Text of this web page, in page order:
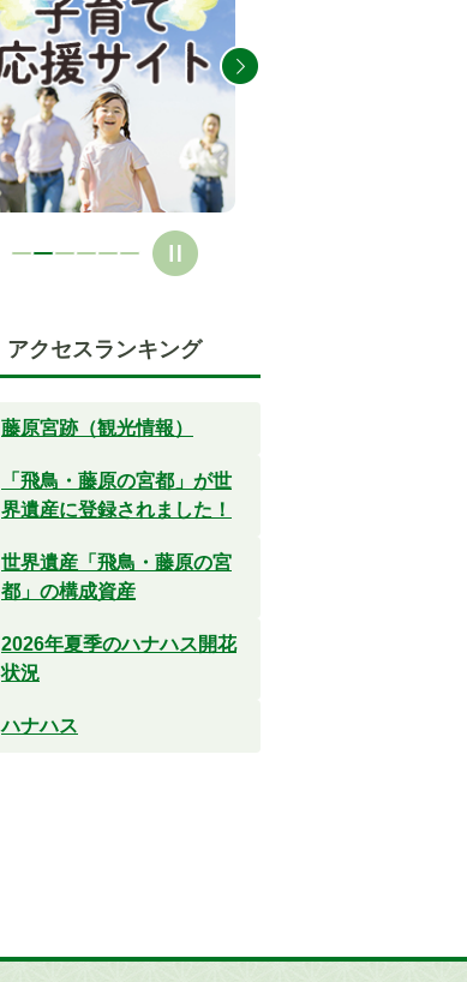
アクセスランキング
藤原宮跡（観光情報）
「飛鳥・藤原の宮都」が世
界遺産に登録されました！
世界遺産「飛鳥・藤原の宮
都」の構成資産
2026年夏季のハナハス開花
状況
ハナハス